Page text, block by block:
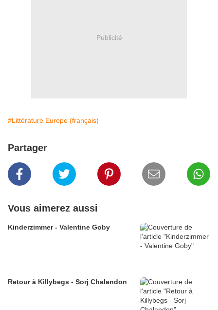
Publicité
#Littérature Europe (français)
Partager
Vous aimerez aussi
Kinderzimmer - Valentine Goby
Retour à Killybegs - Sorj Chalandon